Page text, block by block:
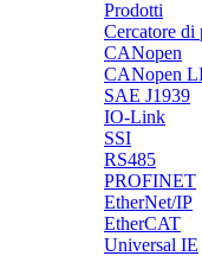
Prodotti
Cercatore di
CANopen
CANopen
SAE J1939
IO-Link
SSI
RS485
PROFINET
EtherNet/IP
EtherCAT
Universal IE